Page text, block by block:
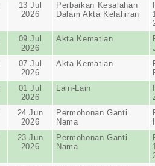
13 Jul
2026
Perbaikan Kesalahan
Dalam Akta Kelahiran
09 Jul
2026
Akta Kematian
07 Jul
2026
Akta Kematian
01 Jul
2026
Lain-Lain
24 Jun
2026
Permohonan Ganti
Nama
23 Jun
2026
Permohonan Ganti
Nama